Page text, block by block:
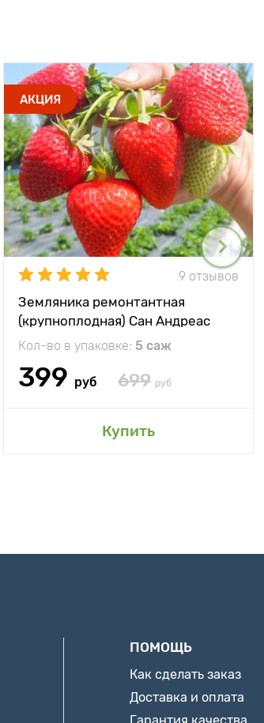
АКЦИЯ
9 отзывов
Земляника ремонтантная
(крупноплодная) Сан Андреас
Кол-во в упаковке: 5 саж
399 руб 699 руб
Купить
ПОМОЩЬ
Как сделать заказ
Доставка и оплата